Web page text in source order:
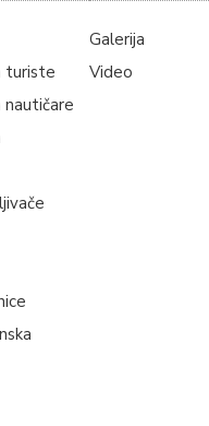
turiste
nautičare
Galerija
Video